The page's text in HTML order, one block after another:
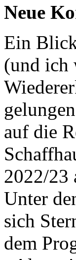
Neue
Ein
(und ich
auf die
2022/23
Unter
sich
dem